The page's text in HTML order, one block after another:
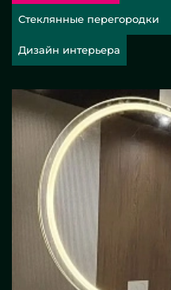
Стеклянные перегородки
Дизайн интерьера